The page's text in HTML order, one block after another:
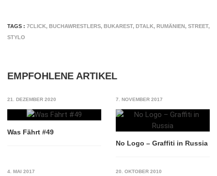
TAGS : 7CLICK, BUCHAWRESTLERS, BUKAREST, DTALK, RUMÄNIEN, STREET,
STYLO
EMPFOHLENE ARTIKEL
21. DEZEMBER 2020
Was Fährt #49
7. NOVEMBER 2017
No Logo – Graffiti in Russia
4. MAI 2017 20. OKTOBER 2010